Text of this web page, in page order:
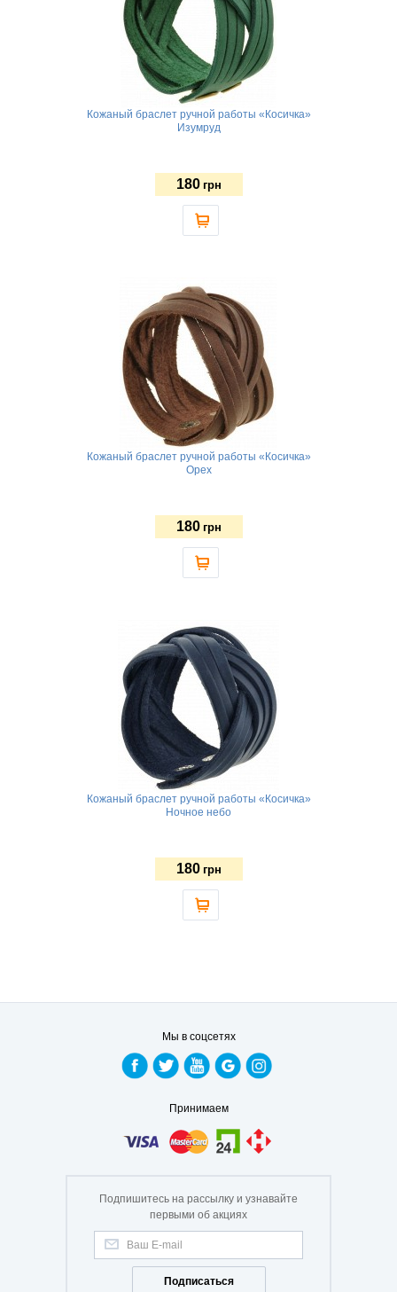
Кожаный браслет ручной работы «Косичка»
Изумруд
180 грн
Кожаный браслет ручной работы «Косичка»
Орех
180 грн
Кожаный браслет ручной работы «Косичка»
Ночное небо
180 грн
Мы в соцсетях
Принимаем
Подпишитесь на рассылку и узнавайте
первыми об акциях
Подписаться